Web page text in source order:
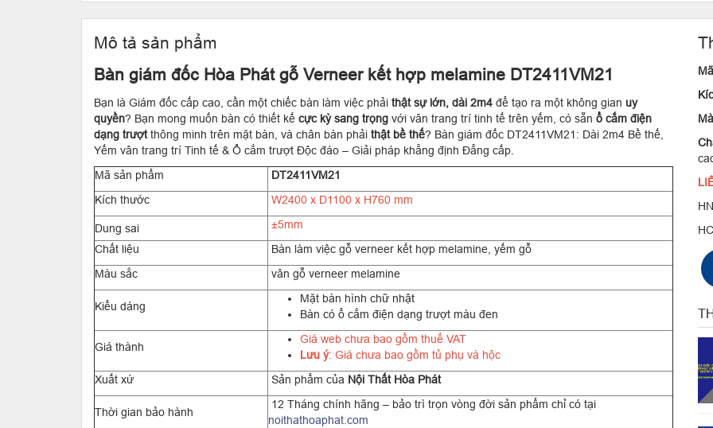
Mô tả sản phẩm
Bàn giám đốc Hòa Phát gỗ Verneer kết hợp melamine DT2411VM21
Bạn là Giám đốc cấp cao, cần một chiếc bàn làm việc phải thật sự lớn, dài 2m4 để tạo ra một không gian uy
quyền? Bạn mong muốn bàn có thiết kế cực kỳ sang trọng với vân trang trí tinh tế trên yếm, có sẵn ổ cắm điện
dạng trượtthông minh trên mặt bàn, và chân bàn phải thật bề thế? Bàn giám đốc DT2411VM21: Dài 2m4 Bề thế,
Yếm vân trang trí Tinh tế & Ổ cắm trượt Độc đáo – Giải pháp khẳng định Đẳng cấp.
Mã sản phẩm
DT2411VM21
Kích thước
W2400 x D1100 x H760 mm
Dung sai
±5mm
Chất liệu
Bàn làm việc gỗ verneer kết hợp melamine, yếm gỗ
Màu sắc
vân gỗ verneer melamine
Kiểu dáng
Mặt bàn hình chữ nhật
Bàn có ổ cắm điện dạng trượt màu đen
Giá thành
Giá web chưa bao gồm thuế VAT
Lưu ý: Giá chưa bao gồm tủ phụ và hộc
Xuất xứ
Sản phẩm của Nội Thất Hòa Phát
Thời gian bảo hành
12 Tháng chính hãng – bảo trì trọn vòng đời sản phẩm chỉ có tại
noithathoaphat.com